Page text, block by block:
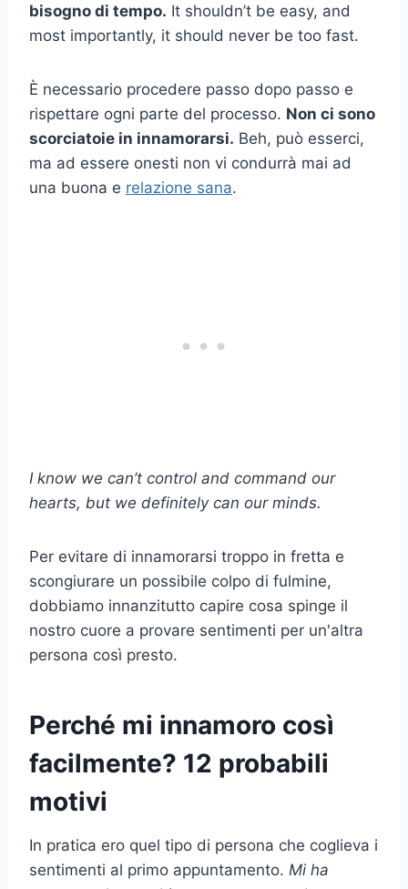
bisogno di tempo. It shouldn’t be easy, and
most importantly, it should never be too fast.
È necessario procedere passo dopo passo e
rispettare ogni parte del processo. Non ci sono
scorciatoie in innamorarsi. Beh, può esserci,
ma ad essere onesti non vi condurrà mai ad
una buona e relazione sana.
I know we can’t control and command our
hearts, but we definitely can our minds.
Per evitare di innamorarsi troppo in fretta e
scongiurare un possibile colpo di fulmine,
dobbiamo innanzitutto capire cosa spinge il
nostro cuore a provare sentimenti per un'altra
persona così presto.
Perché mi innamoro così
facilmente? 12 probabili
motivi
In pratica ero quel tipo di persona che coglieva i
sentimenti al primo appuntamento. Mi ha